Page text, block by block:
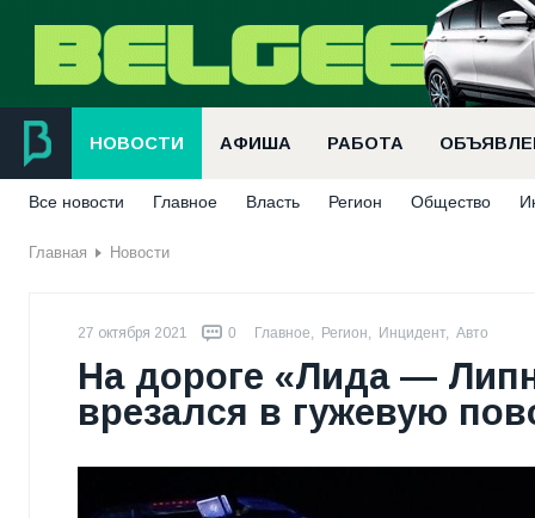
НОВОСТИ АФИША РАБОТА
Все новости Главное Власть Регион Общество
Главная Новости
27 октября 2021 0 Главное, Регион, Инцидент, Авто
На дороге «Лида —
врезался в гужевую